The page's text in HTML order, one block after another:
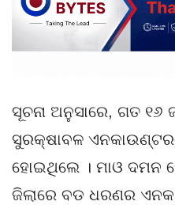
ସୂଚନା ଅନୁସାରେ, ଗତ ୧୬
ସୁରକ୍ଷାବଳ
ହୋଇଥିଲେ । ମାଓ ଦମନ
ଜିଲାରେ ବଡ ଧରଣର